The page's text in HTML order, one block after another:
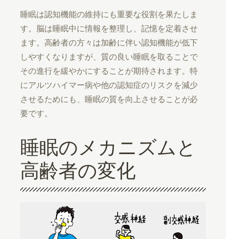
睡眠は認知機能の維持にも重要な役割を果たしま
す。脳は睡眠中に情報を整理し、記憶を定着させ
ます。高齢者の方々は加齢に伴い認知機能が低下
しやすくなりますが、質の良い睡眠を取ることで
その進行を緩やかにすることが期待されます。特
にアルツハイマー病や他の認知症のリスクを減少
させるためにも、睡眠の質を向上させることが必
要です。
睡眠のメカニズムと
高齢者の変化